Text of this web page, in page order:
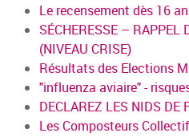
Le recensement dès 16
SÉCHERESSE – RAPPEL
(NIVEAU CRISE)
Résultats des Elections
"influenza aviaire" -
DECLAREZ LES NIDS DE
Les Composteurs